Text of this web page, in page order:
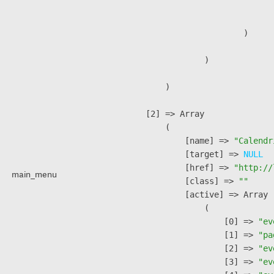
main_menu
                        )
                )
        )
    [2] => Array
        (
            [name] =>
            [target] =>
NULL
            [href] =>
"http://
            [class] =>
""
            [active] => Array
                (
                    [0] =>
                    [1] =>
                    [2] =>
                    [3] =>